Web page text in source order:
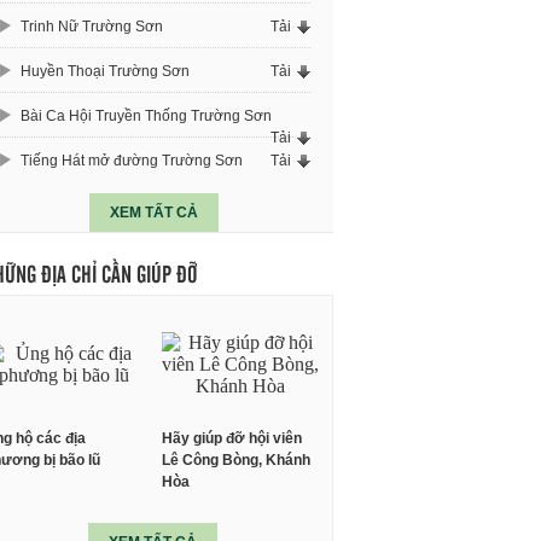
Trinh Nữ Trường Sơn Tải
Huyền Thoại Trường Sơn Tải
Bài Ca Hội Truyền Thống Trường Sơn
Tải
Tiếng Hát mở đường Trường Sơn
Tải
XEM TẤT CẢ
ĐỊA CHỈ CẦN GIÚP ĐỠ
hộ các địa
bị bão lũ
Hãy giúp đỡ hội viên
Lê Công Bòng, Khánh
Hòa